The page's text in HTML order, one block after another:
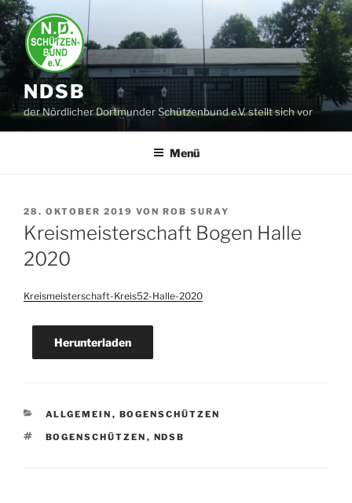
Zum
Inhalt
springen
NDSB
der Nördlicher Dortmunder Schützenbund e.V. stellt sich vor
Menü
VERÖFFENTLICHT
AM
28. OKTOBER 2019 VON ROB SURAY
Kreismeisterschaft Bogen Halle
2020
Kreismeisterschaft-Kreis52-Halle-2020
Herunterladen
KATEGORIEN
ALLGEMEIN , BOGENSCHÜTZEN
SCHLAGWÖRTER
BOGENSCHÜTZEN , NDSB